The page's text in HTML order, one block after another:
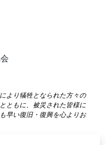
より犠牲となられた方々の
ともに、被災された皆様に
早い復旧・復興を心よりお